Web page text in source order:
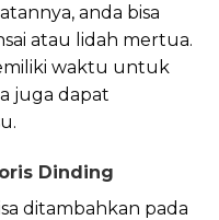
anda bisa
atau lidah mertua.
waktu untuk
juga dapat
Dinding
ditambahkan pada